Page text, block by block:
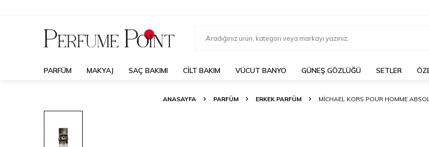
PARFÜM MAKYAJ SAÇ BAKIMI CILT BAKIM VÜCUT BANYO GÜNEŞ GÖZLÜĞÜ SETLER
ANASAYFA PARFÜM ERKEK PARFÜM MICHAEL KORS POUR HOMME